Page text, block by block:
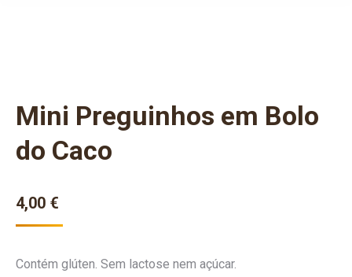
Mini Preguinhos em Bolo
do Caco
4,00 €
Contém glúten. Sem lactose nem açúcar.